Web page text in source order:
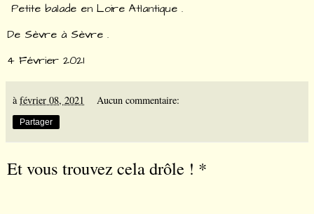
Petite balade en Loire Atlantique .
De Sèvre à Sèvre .
4 Février 2021
àfévrier 08, 2021 Aucun commentaire:
Partager
Et vous trouvez cela drôle ! *